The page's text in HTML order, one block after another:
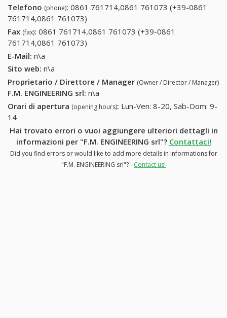
Telefono (phone): 0861 761714,0861 761073 (+39-0861
761714,0861 761073)
761714,0861 761073)
Fax (fax): 0861 761714,0861 761073 (+39-0861
761714,0861 761073)
E-Mail: n\a
Sito web: n\a
Proprietario / Direttore / Manager (Owner / Director / Manager)
F.M. ENGINEERING srl: n\a
Orari di apertura (opening hours): Lun-Ven: 8-20, Sab-Dom: 9-
14
Hai trovato errori o vuoi aggiungere ulteriori dettagli in
informazioni per "F.M. ENGINEERING srl"? Contattaci!
Did you find errors or would like to add more details in informations for
"F.M. ENGINEERING srl"? - Contact us!